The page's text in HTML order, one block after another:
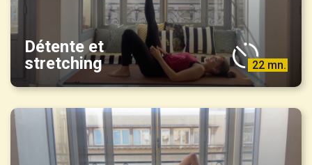
Détente et
stretching
22 mn.